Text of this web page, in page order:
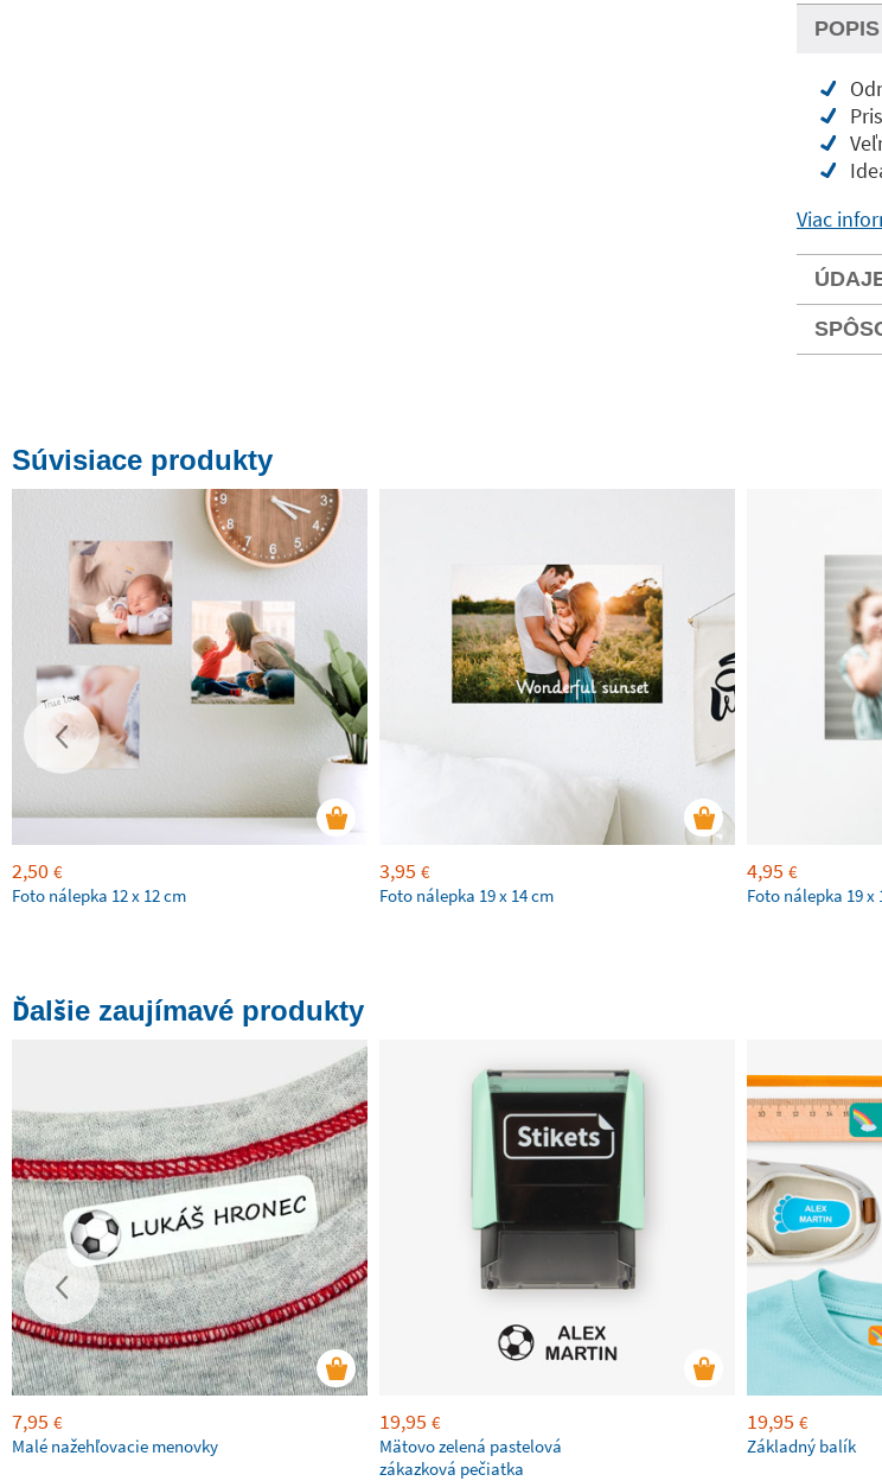
POPIS
Viac
Súvisiace produkty
2,50 €
Foto nálepka 12 x 12 cm
3,95 €
Foto nálepka 19 x 14 cm
4,95 €
Foto nálepka 19 x
Ďalšie zaujímavé produkty
7,95 €
Malé nažehľovacie menovky
19,95 €
Mätovo zelená pastelová
zákazková pečiatka
19,95 €
Základný balík